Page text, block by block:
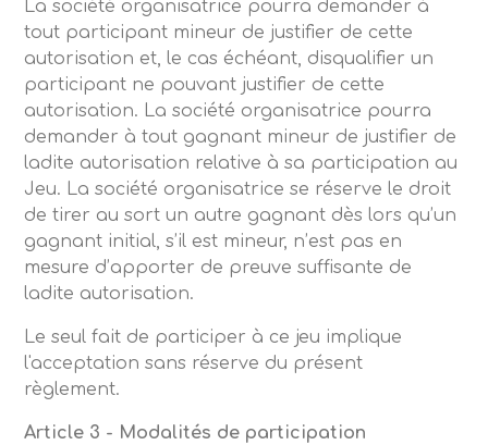
La société organisatrice pourra demander à
tout participant mineur de justifier de cette
autorisation et, le cas échéant, disqualifier un
participant ne pouvant justifier de cette
autorisation. La société organisatrice pourra
demander à tout gagnant mineur de justifier de
ladite autorisation relative à sa participation au
Jeu. La société organisatrice se réserve le droit
de tirer au sort un autre gagnant dès lors qu’un
gagnant initial, s’il est mineur, n’est pas en
mesure d’apporter de preuve suffisante de
ladite autorisation.
Le seul fait de participer à ce jeu implique
l'acceptation sans réserve du présent
règlement.
Article 3 - Modalités de participation